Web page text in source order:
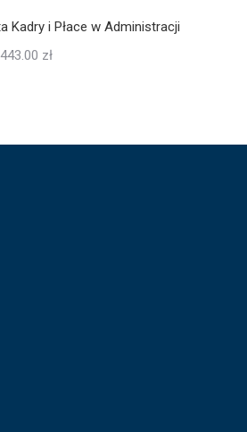
Kadry i Płace w Administracji
443.00 złZakres